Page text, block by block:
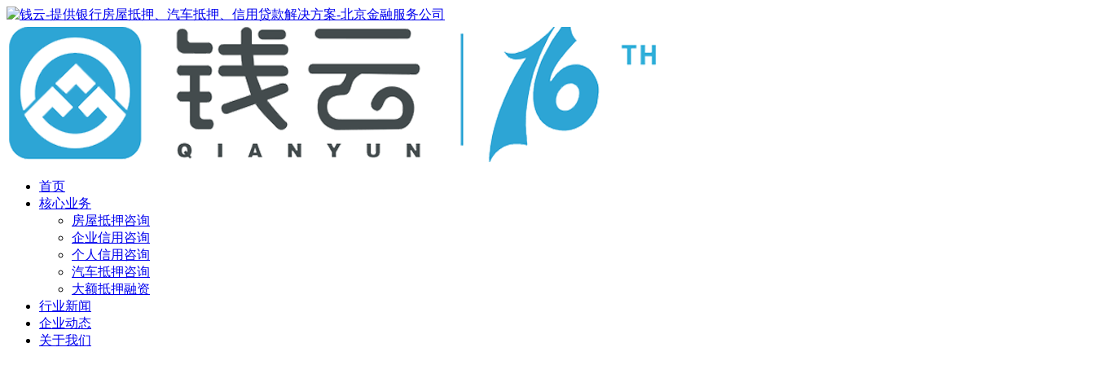
首页
核心业务
房屋抵押咨询
企业信用咨询
个人信用咨询
汽车抵押咨询
大额抵押融资
行业新闻
企业动态
关于我们